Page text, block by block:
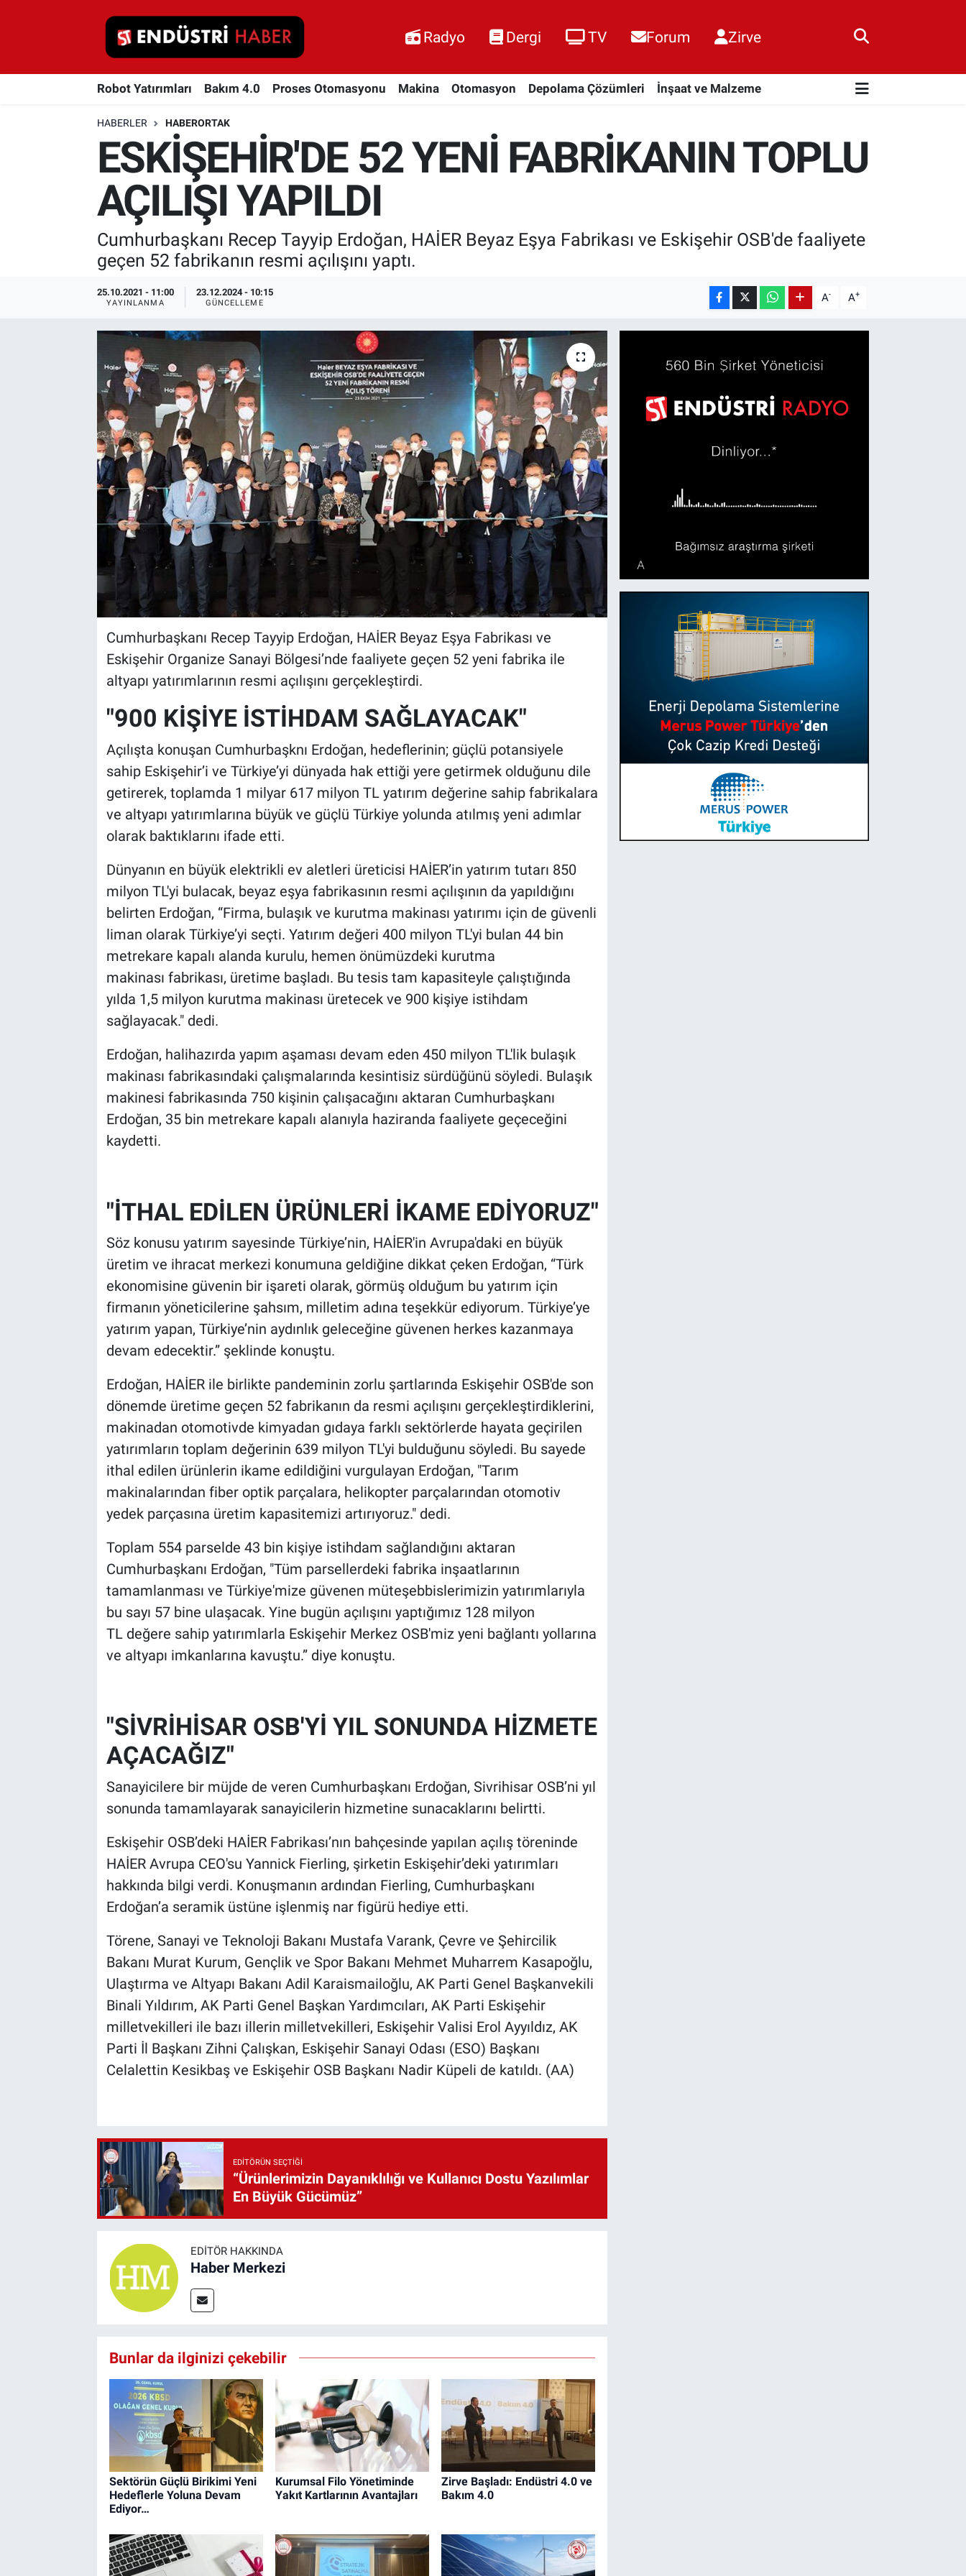
Radyo Dergi TV Forum Zirve
Robot Yatırımları Bakım 4.0 Proses Otomasyonu Makina Otomasyon Depolama Çözümleri İnşaat ve Malzeme
HABERLER HABERORTAK
ESKİŞEHİR'DE 52 YENİ FABRİKANIN TOPLU
AÇILIŞI YAPILDI
Cumhurbaşkanı Recep Tayyip Erdoğan, HAİER Beyaz Eşya Fabrikası ve Eskişehir OSB'de faaliyete
geçen 52 fabrikanın resmi açılışını yaptı.
25.10.2021 - 11:00
YAYINLANMA
23.12.2024 - 10:15
GÜNCELLEME A- A+
Cumhurbaşkanı Recep Tayyip Erdoğan, HAİER Beyaz Eşya Fabrikası ve
Eskişehir Organize Sanayi Bölgesi’nde faaliyete geçen 52 yeni fabrika ile
altyapı yatırımlarının resmi açılışını gerçekleştirdi.
"900 KİŞİYE İSTİHDAM SAĞLAYACAK"
Açılışta konuşan Cumhurbaşknı Erdoğan, hedeflerinin; güçlü potansiyele
sahip Eskişehir’i ve Türkiye’yi dünyada hak ettiği yere getirmek olduğunu dile
getirerek, toplamda 1 milyar 617 milyon TL yatırım değerine sahip fabrikalara
ve altyapı yatırımlarına büyük ve güçlü Türkiye yolunda atılmış yeni adımlar
olarak baktıklarını ifade etti.
Dünyanın en büyük elektrikli ev aletleri üreticisi HAİER’in yatırım tutarı 850
milyon TL'yi bulacak, beyaz eşya fabrikasının resmi açılışının da yapıldığını
belirten Erdoğan, “Firma, bulaşık ve kurutma makinası yatırımı için de güvenli
liman olarak Türkiye’yi seçti. Yatırım değeri 400 milyon TL'yi bulan 44 bin
metrekare kapalı alanda kurulu, hemen önümüzdeki kurutma
makinası fabrikası, üretime başladı. Bu tesis tam kapasiteyle çalıştığında
yılda 1,5 milyon kurutma makinası üretecek ve 900 kişiye istihdam
sağlayacak." dedi.
Erdoğan, halihazırda yapım aşaması devam eden 450 milyon TL'lik bulaşık
makinası fabrikasındaki çalışmalarında kesintisiz sürdüğünü söyledi. Bulaşık
makinesi fabrikasında 750 kişinin çalışacağını aktaran Cumhurbaşkanı
Erdoğan, 35 bin metrekare kapalı alanıyla haziranda faaliyete geçeceğini
kaydetti.
"İTHAL EDİLEN ÜRÜNLERİ İKAME EDİYORUZ"
Söz konusu yatırım sayesinde Türkiye’nin, HAİER'in Avrupa'daki en büyük
üretim ve ihracat merkezi konumuna geldiğine dikkat çeken Erdoğan, “Türk
ekonomisine güvenin bir işareti olarak, görmüş olduğum bu yatırım için
firmanın yöneticilerine şahsım, milletim adına teşekkür ediyorum. Türkiye’ye
yatırım yapan, Türkiye’nin aydınlık geleceğine güvenen herkes kazanmaya
devam edecektir.” şeklinde konuştu.
Erdoğan, HAİER ile birlikte pandeminin zorlu şartlarında Eskişehir OSB'de son
dönemde üretime geçen 52 fabrikanın da resmi açılışını gerçekleştirdiklerini,
makinadan otomotivde kimyadan gıdaya farklı sektörlerde hayata geçirilen
yatırımların toplam değerinin 639 milyon TL'yi bulduğunu söyledi. Bu sayede
ithal edilen ürünlerin ikame edildiğini vurgulayan Erdoğan, "Tarım
makinalarından fiber optik parçalara, helikopter parçalarından otomotiv
yedek parçasına üretim kapasitemizi artırıyoruz." dedi.
Toplam 554 parselde 43 bin kişiye istihdam sağlandığını aktaran
Cumhurbaşkanı Erdoğan, "Tüm parsellerdeki fabrika inşaatlarının
tamamlanması ve Türkiye'mize güvenen müteşebbislerimizin yatırımlarıyla
bu sayı 57 bine ulaşacak. Yine bugün açılışını yaptığımız 128 milyon
TL değere sahip yatırımlarla Eskişehir Merkez OSB'miz yeni bağlantı yollarına
ve altyapı imkanlarına kavuştu.” diye konuştu.
"SİVRİHİSAR OSB'Yİ YIL SONUNDA HİZMETE
AÇACAĞIZ"
Sanayicilere bir müjde de veren Cumhurbaşkanı Erdoğan, Sivrihisar OSB’ni yıl
sonunda tamamlayarak sanayicilerin hizmetine sunacaklarını belirtti.
Eskişehir OSB’deki HAİER Fabrikası’nın bahçesinde yapılan açılış töreninde
HAİER Avrupa CEO'su Yannick Fierling, şirketin Eskişehir’deki yatırımları
hakkında bilgi verdi. Konuşmanın ardından Fierling, Cumhurbaşkanı
Erdoğan’a seramik üstüne işlenmiş nar figürü hediye etti.
Törene, Sanayi ve Teknoloji Bakanı Mustafa Varank, Çevre ve Şehircilik
Bakanı Murat Kurum, Gençlik ve Spor Bakanı Mehmet Muharrem Kasapoğlu,
Ulaştırma ve Altyapı Bakanı Adil Karaismailoğlu, AK Parti Genel Başkanvekili
Binali Yıldırım, AK Parti Genel Başkan Yardımcıları, AK Parti Eskişehir
milletvekilleri ile bazı illerin milletvekilleri, Eskişehir Valisi Erol Ayyıldız, AK
Parti İl Başkanı Zihni Çalışkan, Eskişehir Sanayi Odası (ESO) Başkanı
Celalettin Kesikbaş ve Eskişehir OSB Başkanı Nadir Küpeli de katıldı. (AA)
EDITÖRÜN SEÇTIĞI
“Ürünlerimizin Dayanıklılığı ve Kullanıcı Dostu Yazılımlar
En Büyük Gücümüz”
EDITÖR HAKKINDA
Haber Merkezi
Bunlar da ilginizi çekebilir
Sektörün Güçlü Birikimi Yeni
Hedeflerle Yoluna Devam
Ediyor…
Kurumsal Filo Yönetiminde
Yakıt Kartlarının Avantajları
Zirve Başladı: Endüstri 4.0 ve
Bakım 4.0
Robot Yatırımları
Proses Otomasyonu
Otomasyon
Depolama Çözümleri
İnşaat ve Malzeme
Enerjisini Üreten Fabrikalar
Endüstri 4.0 Uygulamaları
Ağır Sanayi Çözümleri